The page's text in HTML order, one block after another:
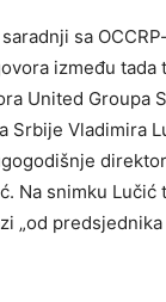
sa
između tada
United Groupa
Srbije Vladimira
Na snimku Lučić
„od